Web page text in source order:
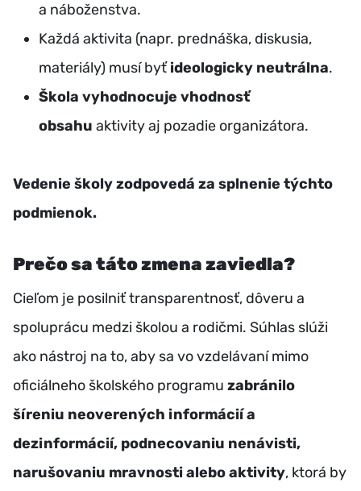
a náboženstva.
Každá aktivita (napr. prednáška, diskusia,
materiály) musí byťideologicky neutrálna.
Škola vyhodnocuje vhodnosť
obsahu aktivity aj pozadie organizátora.
Vedenie školy zodpovedá za splnenie týchto
podmienok.
Prečo sa táto zmena zaviedla?
Cieľom je posilniť transparentnosť, dôveru a
spoluprácu medzi školou a rodičmi. Súhlas slúži
ako nástroj na to, aby sa vo vzdelávaní mimo
oficiálneho školského programu zabránilo
šíreniu neoverených informácií a
dezinformácií, podnecovaniu nenávisti,
narušovaniu mravnosti alebo aktivity, ktorá by